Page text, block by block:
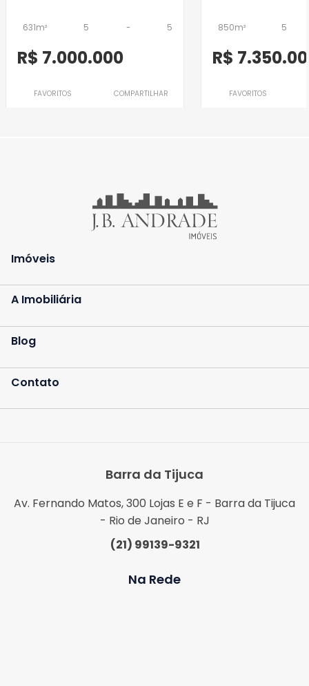
631m² 5 - 5
R$ 7.000.000
FAVORITOS COMPARTILHAR
850m² 5
R$
FAVORITOS
Imóveis
A Imobiliária
Blog
Contato
Barra da Tijuca
Av. Fernando Matos, 300 Lojas E e F - Barra da Tijuca
- Rio de Janeiro - RJ
(21) 99139-9321
Na Rede